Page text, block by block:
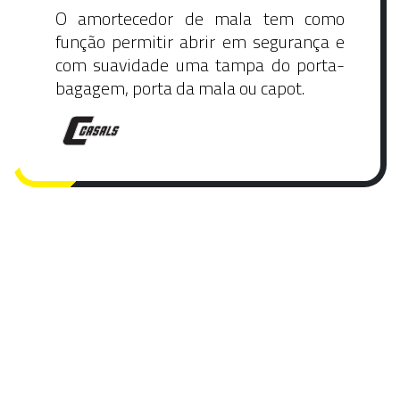
O amortecedor de mala tem como
função permitir abrir em segurança e
com suavidade uma tampa do porta-
bagagem, porta da mala ou capot.